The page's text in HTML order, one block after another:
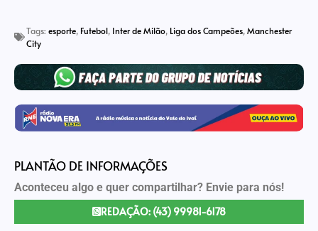
Tags: esporte, Futebol, Inter de Milão, Liga dos Campeões,Manchester
City
PLANTÃO DE INFORMAÇÕES
Aconteceu algo e quer compartilhar? Envie para nós!
REDAÇÃO: (43) 99981-6178